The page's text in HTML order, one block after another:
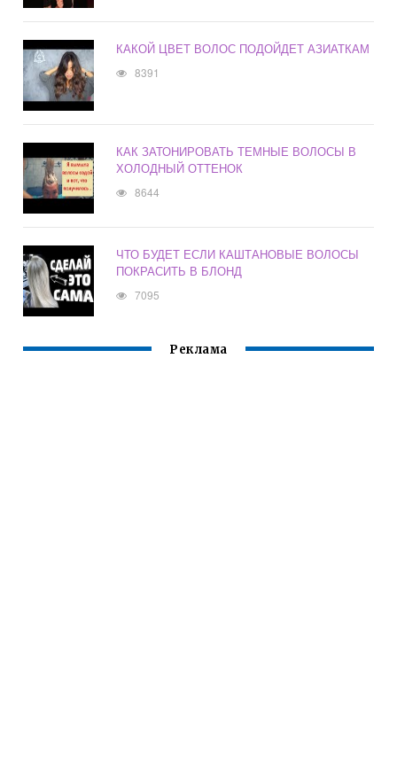
КАКОЙ ЦВЕТ ВОЛОС ПОДОЙДЕТ АЗИАТКАМ
8391
КАК ЗАТОНИРОВАТЬ ТЕМНЫЕ ВОЛОСЫ В
ХОЛОДНЫЙ ОТТЕНОК
8644
ЧТО БУДЕТ ЕСЛИ КАШТАНОВЫЕ ВОЛОСЫ
ПОКРАСИТЬ В БЛОНД
7095
Реклама